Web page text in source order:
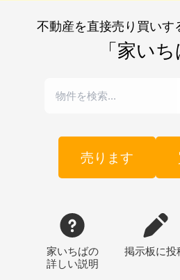
不動産を直接売り買いす
「家いち
売ります
家いちばの
詳しい説明
掲示板に投